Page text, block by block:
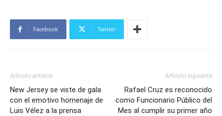
Facebook Twitter
Artículo anterior
New Jersey se viste de gala
con el emotivo homenaje de
Luis Vélez a la prensa
Artículo siguiente
Rafael Cruz es reconocido
como Funcionario Público del
Mes al cumplir su primer año